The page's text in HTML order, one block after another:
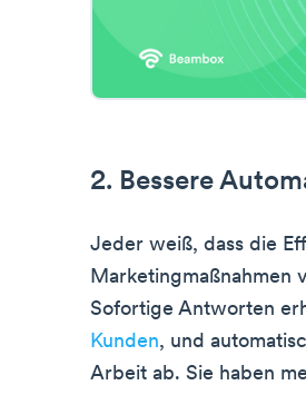
2. Bessere
Jeder weiß, dass die
Marketingmaßnahmen
Sofortige Antworten
Kunden, und
Arbeit ab. Sie haben